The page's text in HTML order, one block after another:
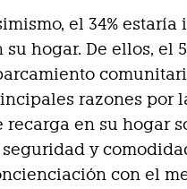
el 34%
su hogar. De ellos, el
razones por
recarga en su hogar
y
con el